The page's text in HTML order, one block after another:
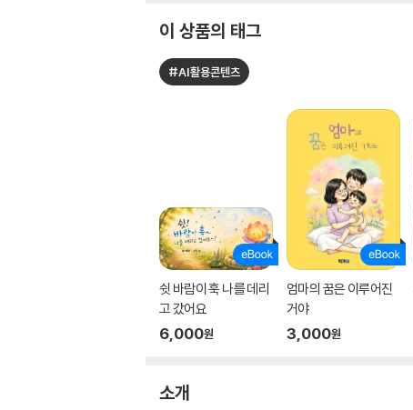
이 상품의 태그
#AI활용콘텐츠
쉿 바람이 훅 나를 데리
고 갔어요
6,000원
엄마의 꿈은 이루어진
거야
3,000원
소개